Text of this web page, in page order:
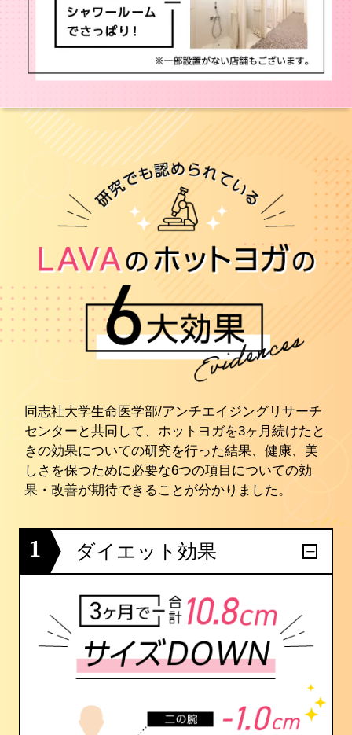
同志社大学生命医学部/アンチエイジングリサーチ
センターと共同して、ホットヨガを3ヶ月続けたと
きの効果についての研究を行った結果、健康、美
しさを保つために必要な6つの項目についての効
果・改善が期待できることが分かりました。
1 ダイエット効果